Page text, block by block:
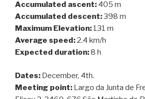
Accumulated ascent: 405 m
Accumulated descent:398 m
Maximum Elevation: 131 m
Average speed: 2.4 km/h
Expected duration:8 h
Dates: December, 4th.
Meeting point: Largo da Junta de